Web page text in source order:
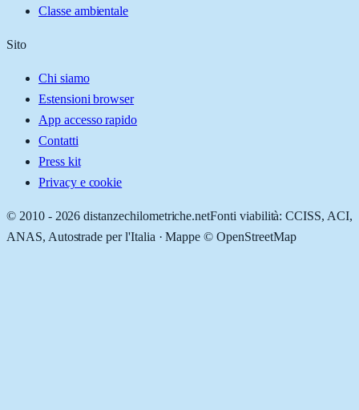
Classe ambientale
Sito
Chi siamo
Estensioni browser
App accesso rapido
Contatti
Press kit
Privacy e cookie
© 2010 - 2026 distanzechilometriche.netFonti viabilità: CCISS, ACI,
ANAS, Autostrade per l'Italia · Mappe © OpenStreetMap